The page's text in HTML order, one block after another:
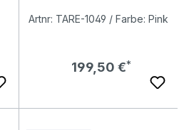
Artnr: TARE-1049 / Farbe: Pink
Regulärer Preis:
199,50 €